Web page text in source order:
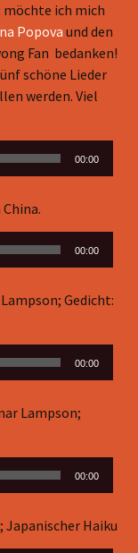
möchte ich mich
Popova und den
Fan bedanken!
schöne Lieder
werden. Viel
00:00
00:00
Gedicht:
00:00
Lampson;
00:00
Haiku